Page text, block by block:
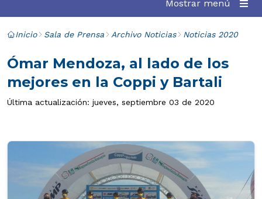
Mostrar menú
Inicio Sala de Prensa Archivo Noticias Noticias 2020
Ómar Mendoza, al lado de los
mejores en la Coppi y Bartali
Última actualización: jueves, septiembre 03 de 2020